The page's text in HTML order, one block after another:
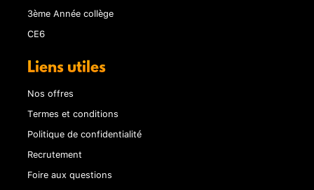
3ème Année collège
CE6
Liens utiles
Nos offres
Termes et conditions
Politique de confidentialité
Recrutement
Foire aux questions